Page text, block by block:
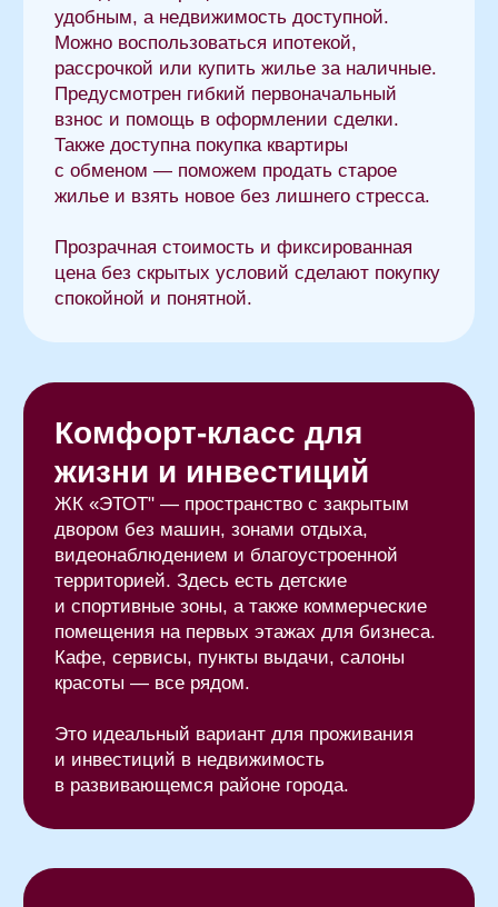
РКС Девелопмент
Политика в отношении обработки
персональных данных
Согласие на обработку персональных данных
Юридическая информация
Пользовательское соглашение